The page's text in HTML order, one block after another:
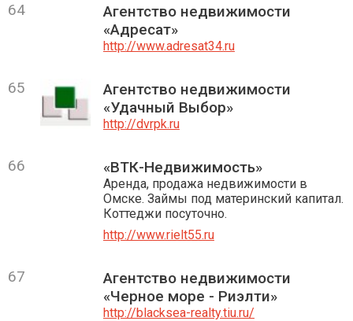
64
Агентство недвижимости
«Адресат»
http://www.adresat34.ru
65
Агентство недвижимости
«Удачный Выбор»
http://dvrpk.ru
66 «ВТК-Недвижимость»
Аренда, продажа недвижимости в
Омске. Займы под материнский капитал.
Коттеджи посуточно.
http://www.rielt55.ru
67
Агентство недвижимости
«Черное море - Риэлти»
http://blacksea-realty.tiu.ru/